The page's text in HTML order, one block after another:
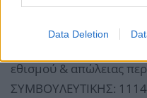
Data Deletion
λείψει κανείς!
εθισμού & απώλειας
ΣΥΜΒΟΥΛΕΥΤΙΚΗΣ: